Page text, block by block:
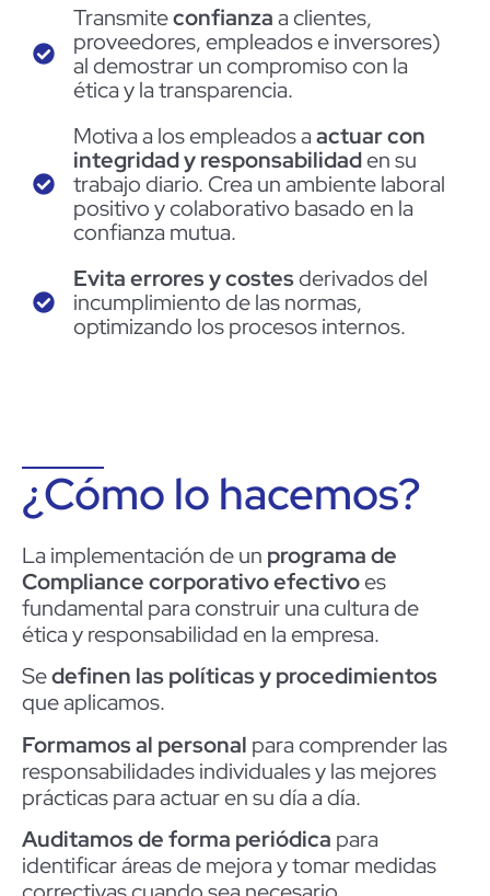
Transmiteconfianzaa clientes,
proveedores, empleados e inversores)
al demostrar un compromiso con la
ética y la transparencia.
Motiva a los empleados aactuar con
integridad y responsabilidaden su
trabajo diario. Crea un ambiente laboral
positivo y colaborativo basado en la
confianza mutua.
Evita errores y costesderivados del
incumplimiento de las normas,
optimizando los procesos internos.
¿Cómo lo hacemos?
La implementación de un programa de
Compliance corporativo efectivoes
fundamental para construir una cultura de
ética y responsabilidad en la empresa.
Sedefinen las políticas y procedimientos
que aplicamos.
Formamos al personal para comprender las
responsabilidades individuales y las mejores
prácticas para actuar en su día a día.
Auditamos de forma periódica para
identificar áreas de mejora y tomar medidas